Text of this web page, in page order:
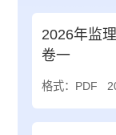
2026年监
卷一
格式：PDF